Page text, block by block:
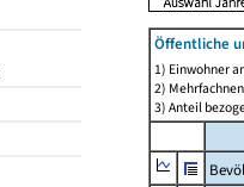
Öffentliche
1) Einwohner
2)
3) Anteil